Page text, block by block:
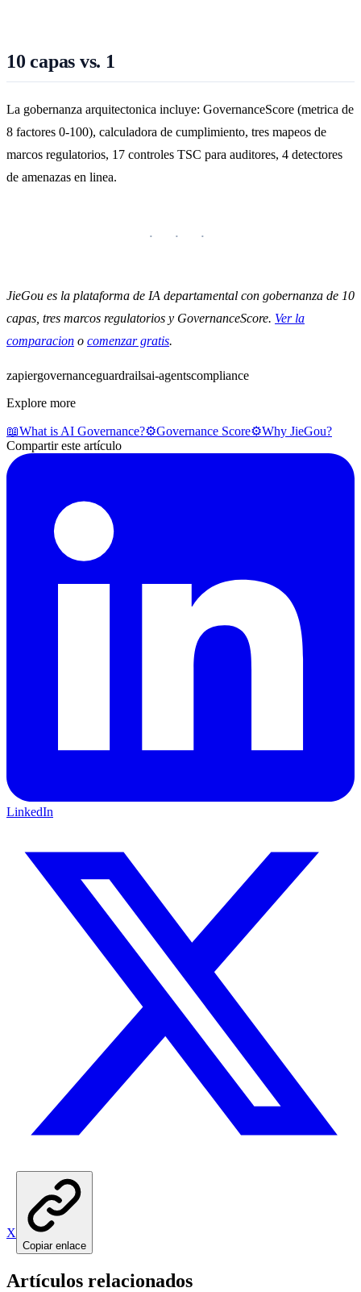
10 capas vs. 1
La gobernanza arquitectonica incluye: GovernanceScore (metrica de
8 factores 0-100), calculadora de cumplimiento, tres mapeos de
marcos regulatorios, 17 controles TSC para auditores, 4 detectores
de amenazas en linea.
JieGou es la plataforma de IA departamental con gobernanza de 10
capas, tres marcos regulatorios y GovernanceScore. Ver la
comparacion o comenzar gratis.
zapiergovernanceguardrailsai-agentscompliance
Explore more
📖What is AI Governance?⚙️Governance Score⚙️Why JieGou?
Compartir este artículo
LinkedIn
X
Copiar enlace
Artículos relacionados